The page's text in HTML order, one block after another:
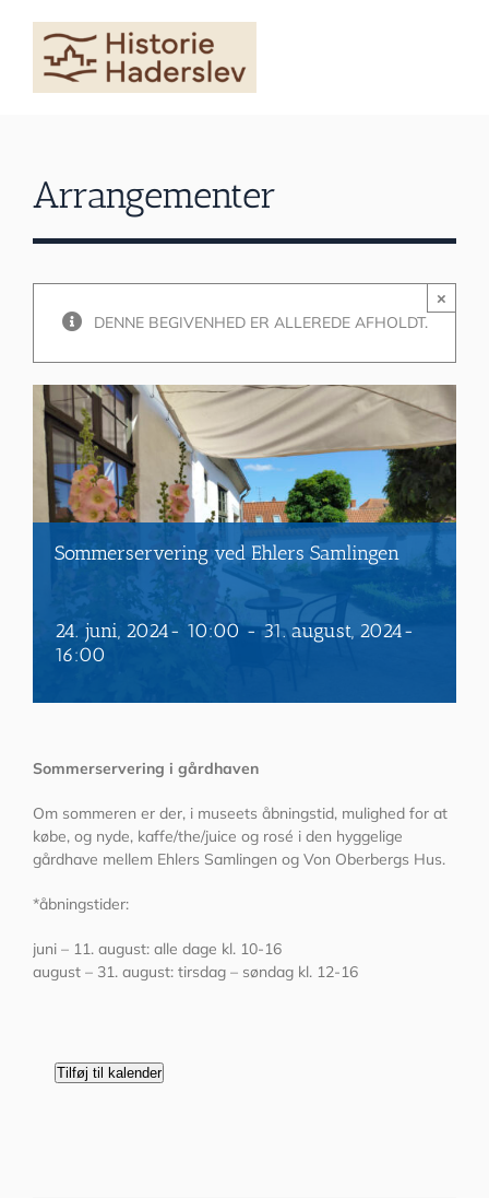
content
Arrangementer
×
DENNE BEGIVENHED ER ALLEREDE AFHOLDT.
Sommerservering ved Ehlers Samlingen
24. juni, 2024- 10:00-31. august, 2024-
16:00
Sommerservering i gårdhaven
Om sommeren er der, i museets åbningstid, mulighed for at
købe, og nyde, kaffe/the/juice og rosé i den hyggelige
gårdhave mellem Ehlers Samlingen og Von Oberbergs Hus.
*åbningstider:
juni – 11. august: alle dage kl. 10-16
august – 31. august: tirsdag – søndag kl. 12-16
Tilføj til kalender